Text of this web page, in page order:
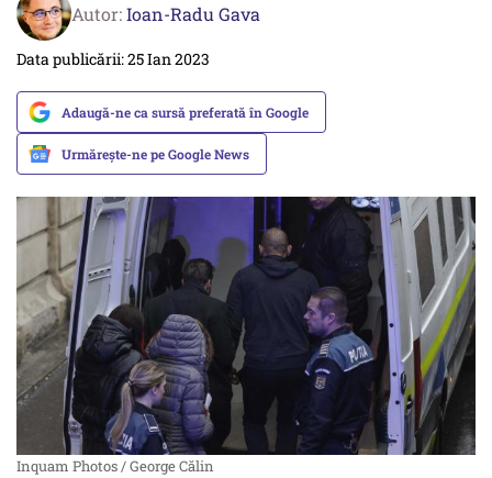
Autor:Ioan-Radu Gava
Data publicării: 25 Ian 2023
Adaugă-ne ca sursă preferată în Google
Urmărește-ne pe Google News
Inquam Photos / George Călin